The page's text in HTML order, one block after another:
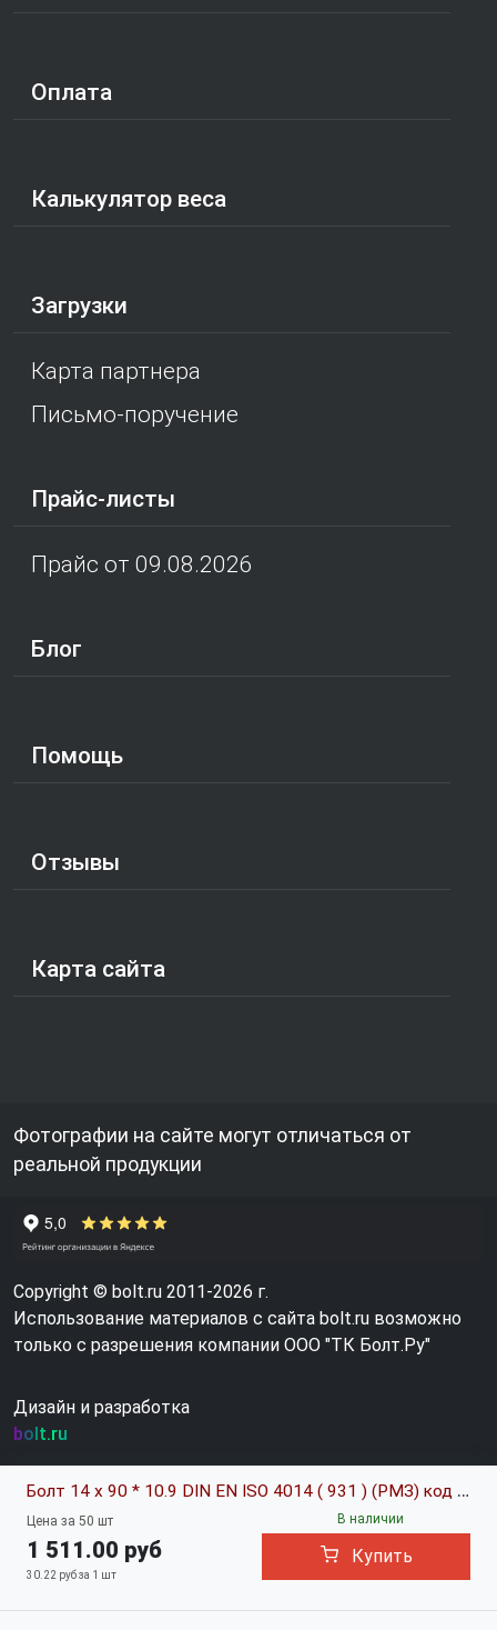
Болт 14 х 90 * 10.9 DIN EN ISO 4014 ( 931 ) (РМЗ) код позиции 0609607
Цена за 50 шт
1 511.00 руб
30.22 руб за 1 шт
В наличии
Купить
Оплата
Калькулятор веса
Загрузки
Карта партнера
Письмо-поручение
Прайс-листы
Прайс от 09.08.2026
Блог
Помощь
Отзывы
Карта сайта
Фотографии на сайте могут отличаться от
реальной продукции
Copyright © bolt.ru 2011-2026 г.
Использование материалов с сайта bolt.ru возможно
только с разрешения компании ООО "ТК Болт.Ру"
Дизайн и разработка
bolt.ru